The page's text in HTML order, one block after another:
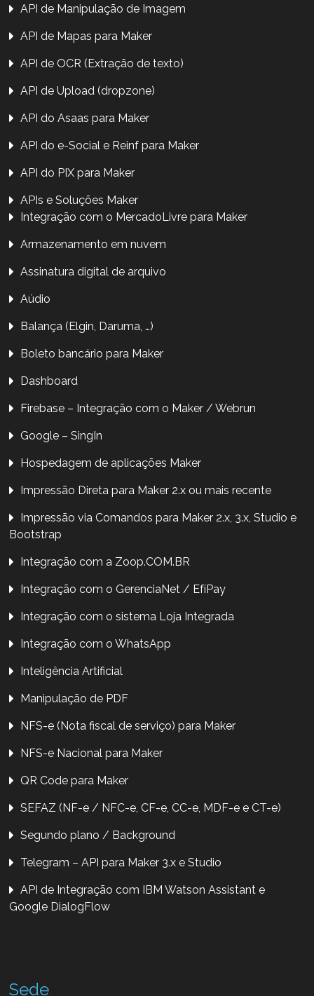
API de Manipulação de Imagem
API de Mapas para Maker
API de OCR (Extração de texto)
API de Upload (dropzone)
API do Asaas para Maker
API do e-Social e Reinf para Maker
API do PIX para Maker
APIs e Soluções Maker
Integração com o MercadoLivre para Maker
Armazenamento em nuvem
Assinatura digital de arquivo
Aúdio
Balança (Elgin, Daruma, …)
Boleto bancário para Maker
Dashboard
Firebase – Integração com o Maker / Webrun
Google – SingIn
Hospedagem de aplicações Maker
Impressão Direta para Maker 2.x ou mais recente
Impressão via Comandos para Maker 2.x, 3.x, Studio e
Bootstrap
Integração com a Zoop.COM.BR
Integração com o GerenciaNet / EfíPay
Integração com o sistema Loja Integrada
Integração com o WhatsApp
Inteligência Artificial
Manipulação de PDF
NFS-e (Nota fiscal de serviço) para Maker
NFS-e Nacional para Maker
QR Code para Maker
SEFAZ (NF-e / NFC-e, CF-e, CC-e, MDF-e e CT-e)
Segundo plano / Background
Telegram – API para Maker 3.x e Studio
API de Integração com IBM Watson Assistant e
Google DialogFlow
Sede